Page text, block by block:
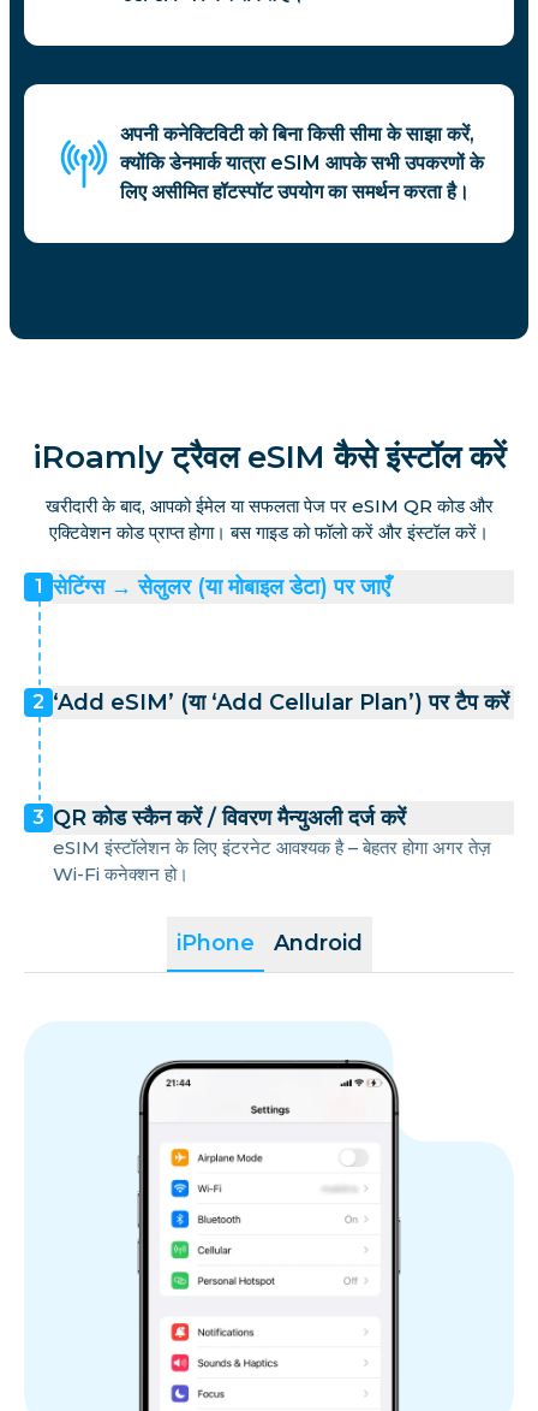
अपनी कनेक्टिविटी को बिना किसी सीमा के साझा करें,
क्योंकि डेनमार्क यात्रा eSIM आपके सभी उपकरणों के
लिए असीमित हॉटस्पॉट उपयोग का समर्थन करता है।
iRoamly ट्रैवल eSIM कैसे इंस्टॉल करें
खरीदारी के बाद, आपको ईमेल या सफलता पेज पर eSIM QR कोड और
एक्टिवेशन कोड प्राप्त होगा। बस गाइड को फॉलो करें और इंस्टॉल करें।
iPhone Android
1 सेटिंग्स → सेलुलर (या मोबाइल डेटा) पर जाएँ
2 ‘Add eSIM’ (या ‘Add Cellular Plan’) पर टैप करें
3 QR कोड स्कैन करें / विवरण मैन्युअली दर्ज करें
eSIM इंस्टॉलेशन के लिए इंटरनेट आवश्यक है – बेहतर होगा अगर तेज़
Wi-Fi कनेक्शन हो।